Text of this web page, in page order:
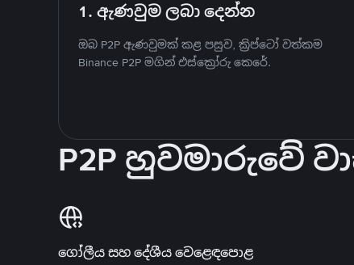
1. ඇණවුම ලබා දෙන්න
ඔබ P2P ඇණවුමක් කළ පසුව, ක්‍රිප්ටෝ වත්කම
Binance P2P මගින් එස්ක්‍රෝරු කෙරේ.
P2P හුවමාරුවේ
ගෝලීය සහ දේශීය වෙළෙඳපොළ